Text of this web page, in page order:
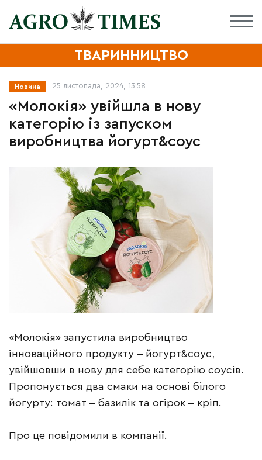
ТВАРИННИЦТВО
Новина 25 листопада, 2024, 13:58
«Молокія» увійшла в нову
категорію із запуском
виробництва йогурт&соус
«Молокія» запустила виробництво
інноваційного продукту ‒ йогурт&соус,
увійшовши в нову для себе категорію соусів.
Пропонується два смаки на основі білого
йогурту: томат ‒ базилік та огірок ‒ кріп.
Про це повідомили в компанії.